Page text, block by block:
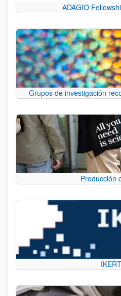
ADAGIO
Grupos de investigación
Producción